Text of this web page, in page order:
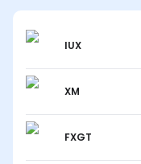
Guide嘅用戶仲睇…
IUX
XM
FXGT